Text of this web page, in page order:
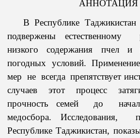
ПРЕЗИДЕНТ РЕСПУБЛИКИ
цифровой экономики
Отдел сбалансированного развития
Отдел развития международных и
Отдел кадров, права и
Сектор бухгалтерского учета
Сектор информационных технологий
Список партнеров
АННОТАЦИЯ
В Республике Таджикистан
подвержены
низкого содержания пчел и
погодных условий.
мер не всегда препятствует
случаев этот процесс
прочность семей до
медосбора. Исследования,
Республике Таджикистан,